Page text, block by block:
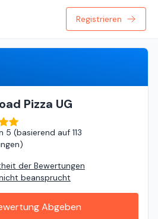
Registrieren
Pizza UG
5 (basierend auf 113
)
der Bewertungen
beansprucht
Abgeben